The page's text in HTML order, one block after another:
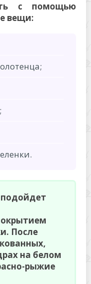
с помощью
вещи:
После
на белом
рыжие